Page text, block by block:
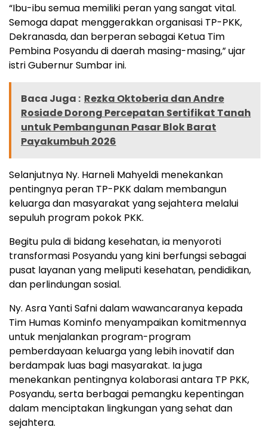
“Ibu-ibu semua memiliki peran yang sangat vital.
Semoga dapat menggerakkan organisasi TP-PKK,
Dekranasda, dan berperan sebagai Ketua Tim
Pembina Posyandu di daerah masing-masing,” ujar
istri Gubernur Sumbar ini.
Baca Juga : Rezka Oktoberia dan Andre
Rosiade Dorong Percepatan Sertifikat Tanah
untuk Pembangunan Pasar Blok Barat
Payakumbuh 2026
Selanjutnya Ny. Harneli Mahyeldi menekankan
pentingnya peran TP-PKK dalam membangun
keluarga dan masyarakat yang sejahtera melalui
sepuluh program pokok PKK.
Begitu pula di bidang kesehatan, ia menyoroti
transformasi Posyandu yang kini berfungsi sebagai
pusat layanan yang meliputi kesehatan, pendidikan,
dan perlindungan sosial.
Ny. Asra Yanti Safni dalam wawancaranya kepada
Tim Humas Kominfo menyampaikan komitmennya
untuk menjalankan program-program
pemberdayaan keluarga yang lebih inovatif dan
berdampak luas bagi masyarakat. Ia juga
menekankan pentingnya kolaborasi antara TP PKK,
Posyandu, serta berbagai pemangku kepentingan
dalam menciptakan lingkungan yang sehat dan
sejahtera.